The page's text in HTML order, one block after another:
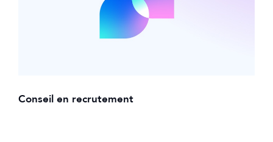
Conseil en recrutement